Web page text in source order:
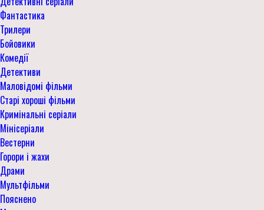
Фантастика
Трилери
Бойовики
Комедії
Детективи
Маловідомі фільми
Старі хороші фільми
Кримінальні серіали
Мінісеріали
Вестерни
Горори і жахи
Драми
Мультфільми
Пояснено